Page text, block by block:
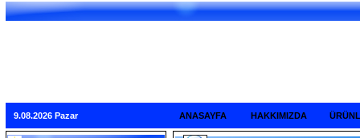
9.08.2026 Pazar ANASAYFA HAKKIMIZDA